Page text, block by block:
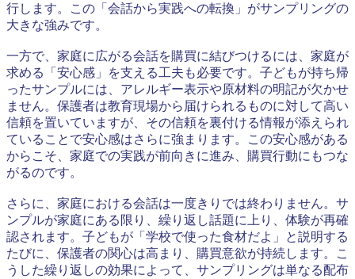
行します。この「会話から実践への転換」がサンプリングの
大きな強みです。
一方で、家庭に広がる会話を購買に結びつけるには、家庭が
求める「安心感」を支える工夫も必要です。子どもが持ち帰
ったサンプルには、アレルギー表示や原材料の明記が欠かせ
ません。保護者は教育現場から届けられるものに対して高い
信頼を置いていますが、その信頼を裏付ける情報が添えられ
ていることで安心感はさらに強まります。この安心感がある
からこそ、家庭での実践が前向きに進み、購買行動にもつな
がるのです。
さらに、家庭における会話は一度きりでは終わりません。サ
ンプルが家庭にある限り、繰り返し話題に上り、体験が再確
認されます。子どもが「学校で使った食材だよ」と説明する
たびに、保護者の関心は高まり、購買意欲が持続します。こ
うした繰り返しの効果によって、サンプリングは単なる配布